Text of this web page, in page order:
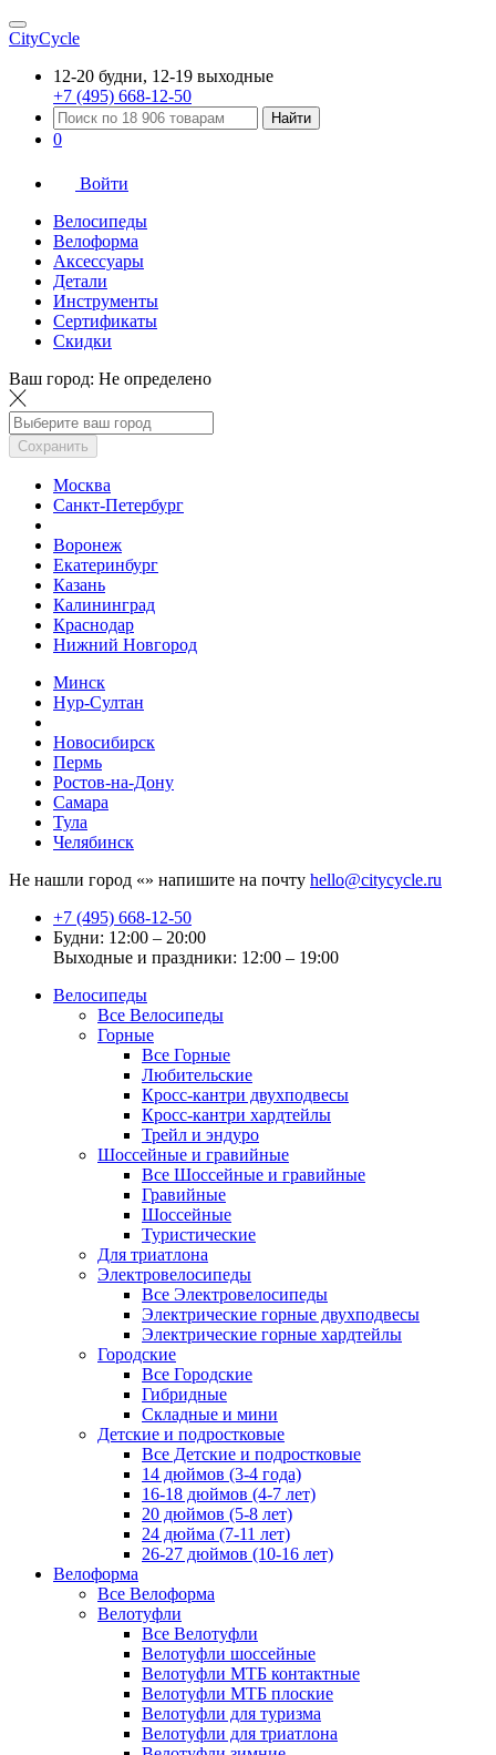
CityCycle
12-20 будни, 12-19 выходные
+7 (495) 668-12-50
Найти
0
Войти
Велосипеды
Велоформа
Аксессуары
Детали
Инструменты
Сертификаты
Скидки
Ваш город: Не определено
Сохранить
Москва
Санкт-Петербург
Воронеж
Екатеринбург
Казань
Калининград
Краснодар
Нижний Новгород
Минск
Нур-Султан
Новосибирск
Пермь
Ростов-на-Дону
Самара
Тула
Челябинск
Не нашли город «» напишите на почту hello@citycycle.ru
+7 (495) 668-12-50
Будни: 12:00 – 20:00
Выходные и праздники: 12:00 – 19:00
Велосипеды
Все Велосипеды
Горные
Все Горные
Любительские
Кросс-кантри двухподвесы
Кросс-кантри хардтейлы
Трейл и эндуро
Шоссейные и гравийные
Все Шоссейные и гравийные
Гравийные
Шоссейные
Туристические
Для триатлона
Электровелосипеды
Все Электровелосипеды
Электрические горные двухподвесы
Электрические горные хардтейлы
Городские
Все Городские
Гибридные
Складные и мини
Детские и подростковые
Все Детские и подростковые
14 дюймов (3-4 года)
16-18 дюймов (4-7 лет)
20 дюймов (5-8 лет)
24 дюйма (7-11 лет)
26-27 дюймов (10-16 лет)
Велоформа
Все Велоформа
Велотуфли
Все Велотуфли
Велотуфли шоссейные
Велотуфли МТБ контактные
Велотуфли МТБ плоские
Велотуфли для туризма
Велотуфли для триатлона